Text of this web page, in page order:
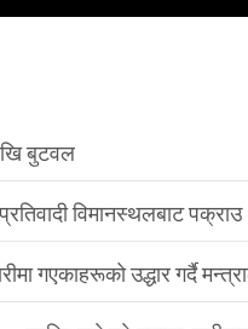
बुटवल
विमानस्थलबाट पक्राउ
गएकाहरूको उद्धार गर्दै